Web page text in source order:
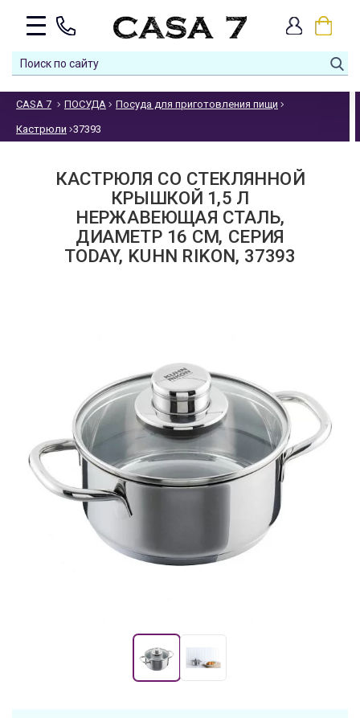
CASA 7 ПОСУДА Посуда для приготовления пищи
Кастрюли 37393
КАСТРЮЛЯ СО СТЕКЛЯННОЙ
КРЫШКОЙ 1,5 Л
НЕРЖАВЕЮЩАЯ СТАЛЬ,
ДИАМЕТР 16 СМ, СЕРИЯ
TODAY, KUHN RIKON, 37393